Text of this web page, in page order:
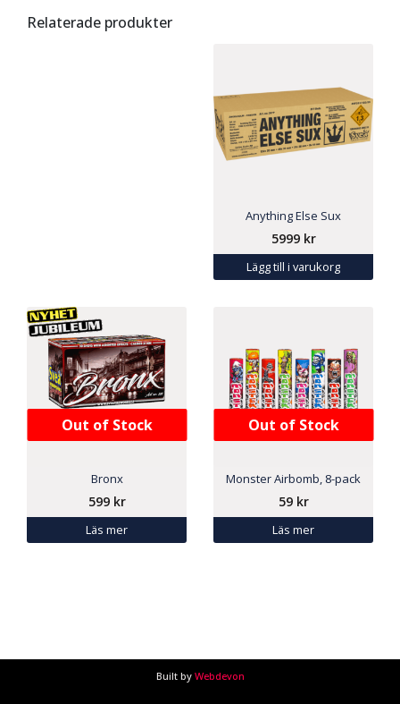
Relaterade produkter
Anything Else Sux
5999 kr
Lägg till i varukorg
Out of Stock
Bronx
599 kr
Läs mer
Out of Stock
Monster Airbomb, 8-pack
59 kr
Läs mer
Built by Webdevon